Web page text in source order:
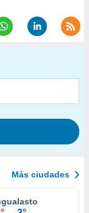
Más ciudades